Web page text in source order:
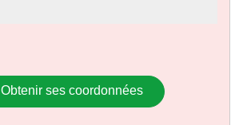
Obtenir ses coordonnées